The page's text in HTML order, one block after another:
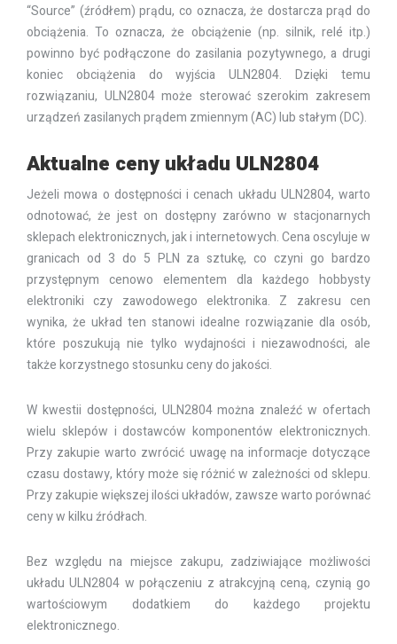
“Source” (źródłem) prądu, co oznacza, że dostarcza prąd do
obciążenia. To oznacza, że obciążenie (np. silnik, relé itp.)
powinno być podłączone do zasilania pozytywnego, a drugi
koniec obciążenia do wyjścia ULN2804. Dzięki temu
rozwiązaniu, ULN2804 może sterować szerokim zakresem
urządzeń zasilanych prądem zmiennym (AC) lub stałym (DC).
Aktualne ceny układu ULN2804
Jeżeli mowa o dostępności i cenach układu ULN2804, warto
odnotować, że jest on dostępny zarówno w stacjonarnych
sklepach elektronicznych, jak i internetowych. Cena oscyluje w
granicach od 3 do 5 PLN za sztukę, co czyni go bardzo
przystępnym cenowo elementem dla każdego hobbysty
elektroniki czy zawodowego elektronika. Z zakresu cen
wynika, że układ ten stanowi idealne rozwiązanie dla osób,
które poszukują nie tylko wydajności i niezawodności, ale
także korzystnego stosunku ceny do jakości.
W kwestii dostępności, ULN2804 można znaleźć w ofertach
wielu sklepów i dostawców komponentów elektronicznych.
Przy zakupie warto zwrócić uwagę na informacje dotyczące
czasu dostawy, który może się różnić w zależności od sklepu.
Przy zakupie większej ilości układów, zawsze warto porównać
ceny w kilku źródłach.
Bez względu na miejsce zakupu, zadziwiające możliwości
układu ULN2804 w połączeniu z atrakcyjną ceną, czynią go
wartościowym dodatkiem do każdego projektu
elektronicznego.